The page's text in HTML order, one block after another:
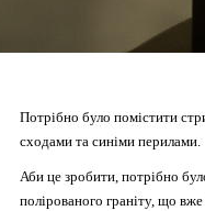
Потрібно було помістити
сходами та синіми перилами.
Аби це зробити, потрібно
полірованого граніту, що